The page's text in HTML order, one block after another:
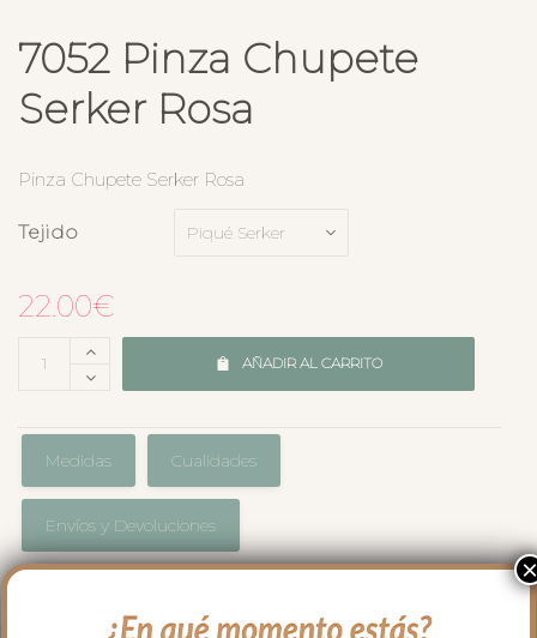
7052 Pinza Chupete
Serker Rosa
Pinza Chupete Serker Rosa
Tejido
22.00€
AÑADIR AL CARRITO
Medidas Cualidades
Envíos y Devoluciones
×